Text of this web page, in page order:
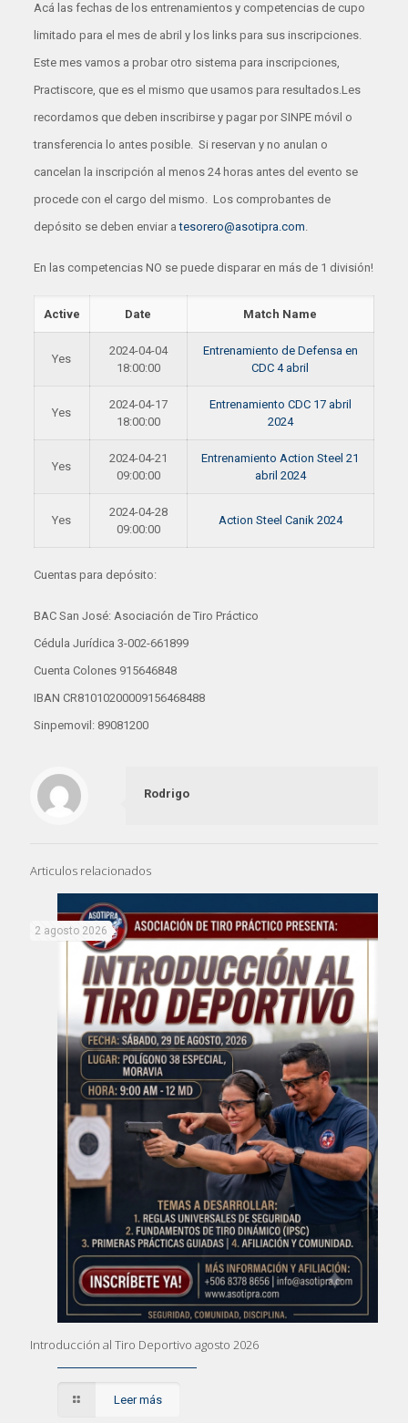
Acá las fechas de los entrenamientos y competencias de cupo
limitado para el mes de abril y los links para sus inscripciones.
Este mes vamos a probar otro sistema para inscripciones,
Practiscore, que es el mismo que usamos para resultados.Les
recordamos que deben inscribirse y pagar por SINPE móvil o
transferencia lo antes posible. Si reservan y no anulan o
cancelan la inscripción al menos 24 horas antes del evento se
procede con el cargo del mismo. Los comprobantes de
depósito se deben enviar atesorero@asotipra.com.
En las competencias NO se puede disparar en más de 1 división!
Active Date Match Name
Yes
2024-04-04
18:00:00
Entrenamiento de Defensa en
CDC 4 abril
Yes
2024-04-17
18:00:00
Entrenamiento CDC 17 abril
2024
Yes
2024-04-21
09:00:00
Entrenamiento Action Steel 21
abril 2024
Yes
2024-04-28
09:00:00
Action Steel Canik 2024
Cuentas para depósito:
BAC San José: Asociación de Tiro Práctico
Cédula Jurídica 3-002-661899
Cuenta Colones 915646848
IBAN CR81010200009156468488
Sinpemovil: 89081200
Rodrigo
Articulos relacionados
2 agosto 2026
Introducción al Tiro Deportivo agosto 2026
Leer más